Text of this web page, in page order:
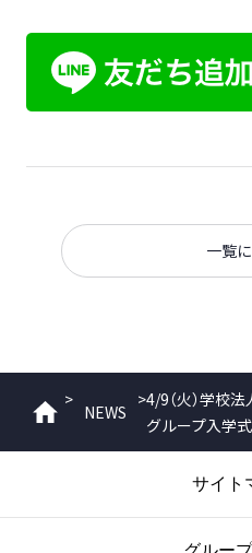
一覧
ホーム
>
NEWS
>4/9（火）学校
グループ入学式
サイト